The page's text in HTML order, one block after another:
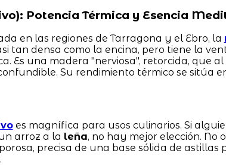
Potencia Térmica y Esencia
en las regiones de Tarragona y el Ebro, la
tan densa como la encina, pero tiene la
Es una madera "nerviosa", retorcida, que
Su rendimiento térmico se sitúa
es magnífica para usos culinarios. Si
arroz a la leña, no hay mejor elección. No
precisa de una base sólida de astillas